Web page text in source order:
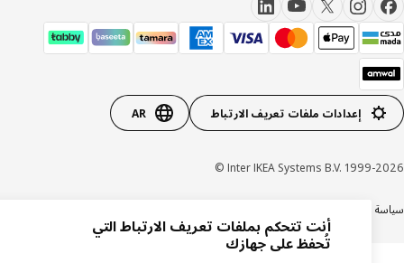
إعدادات ملفات تعريف الارتباط AR
Inter IKEA Systems B.V. 1999-
الخصوصية
أنت تتحكم بملفات تعريف الارتباط التي
تُحفظ على جهازك